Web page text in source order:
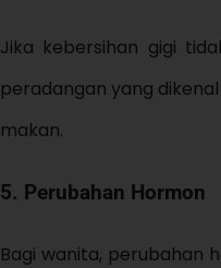
Jika kebersihan gigi
peradangan yang
makan.
5. Perubahan Hormon
Bagi wanita, perubahan